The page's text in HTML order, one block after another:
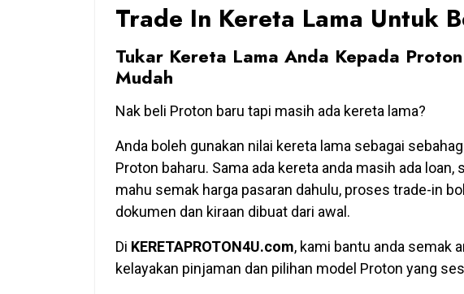
Trade In Kereta Lama Untuk
Tukar Kereta Lama Anda Kepada
Mudah
Nak beli Proton baru tapi masih ada kereta lama?
Anda boleh gunakan nilai kereta lama sebagai
Proton baharu. Sama ada kereta anda masih ada loan,
mahu semak harga pasaran dahulu, proses trade-in
dokumen dan kiraan dibuat dari awal.
Di KERETAPROTON4U.com, kami bantu anda semak
kelayakan pinjaman dan pilihan model Proton yang